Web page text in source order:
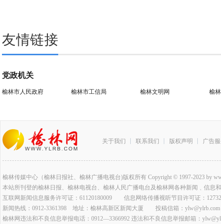
友情链接
党政机关
榆林市人民政府 榆林市工信局 榆林文明网 榆
关于我们 联系我们 版权声明 广告
榆林传媒中心（榆林日报社、榆林广播电视台)版权所有 Copyright © 1997-2023 by
本站所刊登的榆林日报、榆林电视台、榆林人民广播电台及榆林网各种新闻﹑信
互联网新闻信息服务许可证：61120180009 信息网络传播视听节目许可证：
新闻热线：0912-3361398 地址：榆林高新区新闻大厦 投稿信箱：ylw@ylrb.com
榆林网违法和不良信息举报电话：0912—3366992 违法和不良信息举报邮箱：